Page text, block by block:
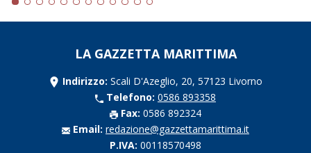
LA GAZZETTA MARITTIMA
Indirizzo: Scali D'Azeglio, 20, 57123 Livorno
Telefono: 0586 893358
Fax: 0586 892324
Email: redazione@gazzettamarittima.it
P.IVA: 00118570498